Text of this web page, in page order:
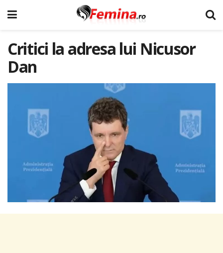
Critici la adresa lui Nicusor
Dan